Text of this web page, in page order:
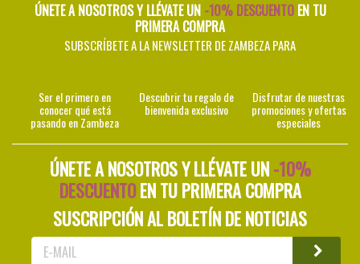
ÚNETE A NOSOTROS Y LLÉVATE UN -10% DESCUENTOEN TU
PRIMERA COMPRA
SUBSCRÍBETE A LA NEWSLETTER DE ZAMBEZA PARA
Ser el primero en
conocer qué está
pasando en Zambeza
Descubrir tu regalo de
bienvenida exclusivo
Disfrutar de nuestras
promociones y ofertas
especiales
ÚNETE A NOSOTROS Y LLÉVATE UN-10%
DESCUENTOEN TU PRIMERA COMPRA
SUSCRIPCIÓN AL BOLETÍN DE NOTICIAS